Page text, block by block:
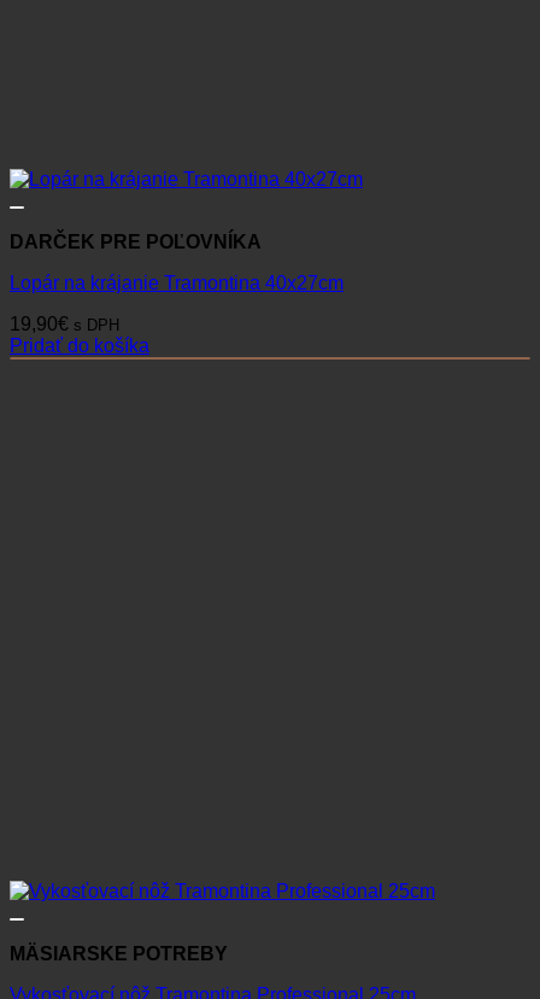
DARČEK PRE POĽOVNÍKA
Lopár na krájanie Tramontina 40x27cm
19,90€ s DPH
Pridať do košíka
MÄSIARSKE POTREBY
Vykosťovací nôž Tramontina Professional 25cm